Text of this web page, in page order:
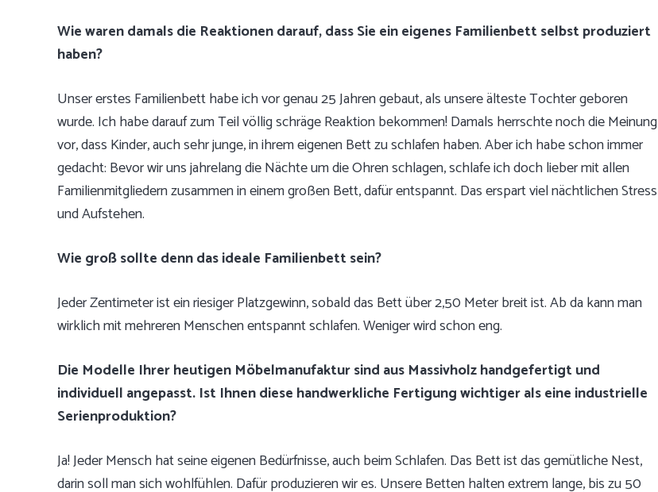
Wie waren damals die Reaktionendarauf, dass Sie ein eigenes Familienbett selbst produziert
haben?
Unser erstes Familienbett habe ich vor genau 25 Jahren gebaut, als unsere älteste Tochter geboren
wurde. Ich habe darauf zum Teil völlig schräge Reaktion bekommen! Damals herrschte noch die Meinung
vor, dass Kinder, auch sehr junge, in ihrem eigenen Bett zu schlafen haben. Aber ich habe schon immer
gedacht: Bevor wir uns jahrelang die Nächte um die Ohren schlagen, schlafe ich doch lieber mit allen
Familienmitgliedern zusammen in einem großen Bett, dafür entspannt. Das erspart viel nächtlichen Stress
und Aufstehen.
Wie groß sollte denn das ideale Familienbett sein?
Jeder Zentimeter ist ein riesiger Platzgewinn, sobald das Bett über 2,50 Meter breit ist. Ab da kann man
wirklich mit mehreren Menschen entspannt schlafen. Weniger wird schon eng.
Die Modelle Ihrer heutigen Möbelmanufaktur sind aus Massivholz handgefertigt und
individuell angepasst. Ist Ihnen diese handwerkliche Fertigung wichtiger als eine industrielle
Serienproduktion?
Ja! Jeder Mensch hat seine eigenen Bedürfnisse, auch beim Schlafen. Das Bett ist das gemütliche Nest,
darin soll man sich wohlfühlen. Dafür produzieren wir es. Unsere Betten halten extrem lange, bis zu 50